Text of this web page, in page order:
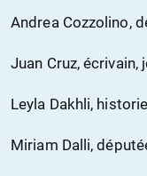
Andrea Cozzolino,
Juan Cruz, écrivain,
Leyla Dakhli,
Miriam Dalli,